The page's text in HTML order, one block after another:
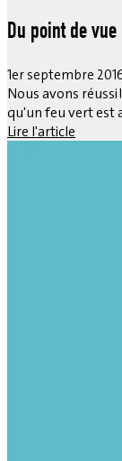
Du point de
1er septembre
Nous avons
qu'un feu vert est
Lire l'article